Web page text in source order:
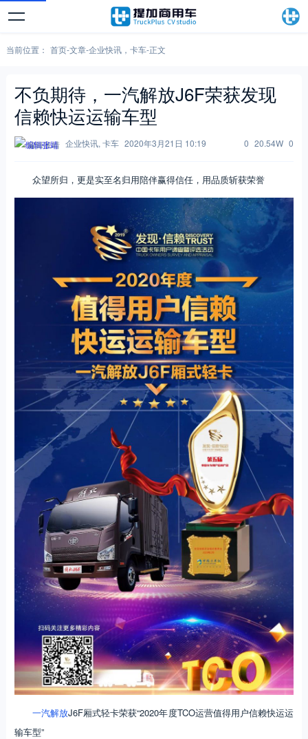
当前位置： 首页-文章-企业快讯， 卡车-正文
不负期待，一汽解放J6F荣获发现
信赖快运运输车型
编辑张靖 企业快讯, 卡车 2020年3月21日 10:19 0 20.54W 0
众望所归，更是实至名归用陪伴赢得信任，用品质斩获荣誉
一汽解放J6F厢式轻卡荣获“2020年度TCO运营值得用户信赖快运运
输车型”